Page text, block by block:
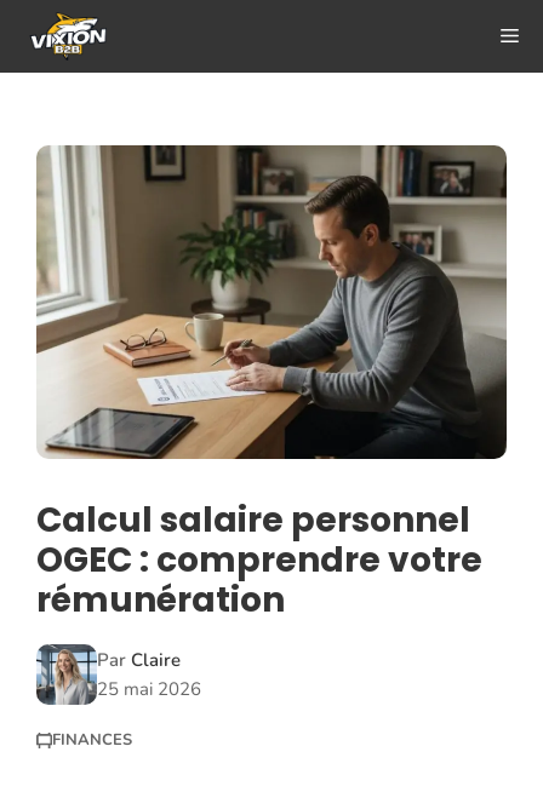
contenu
Calcul salaire personnel
OGEC : comprendre votre
rémunération
Par Claire
25 mai 2026
FINANCES